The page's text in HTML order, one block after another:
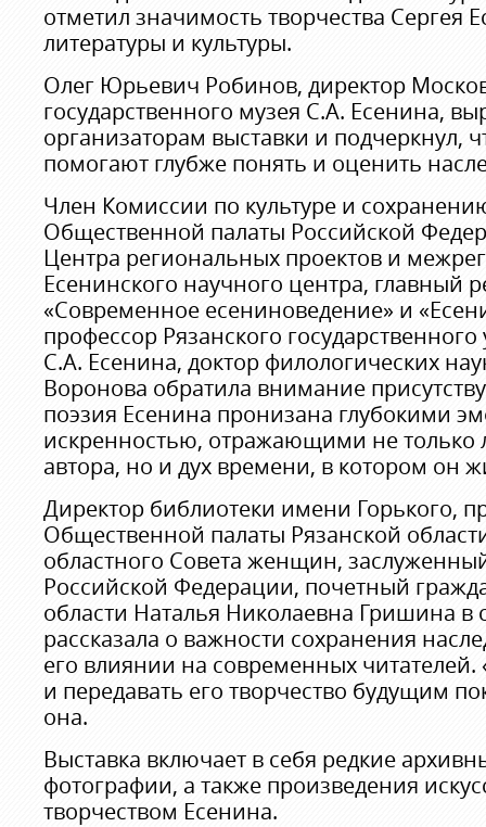
отметил значимость творчества Сергея
литературы и культуры.
Олег Юрьевич Робинов, директор
государственного музея С.А. Есенина,
организаторам выставки и подчеркнул,
помогают глубже понять и оценить
Член Комиссии по культуре и
Общественной палаты Российской
Центра региональных проектов и
Есенинского научного центра, главный
«Современное есениноведение» и
профессор Рязанского
С.А. Есенина, доктор филологических
Воронова обратила внимание
поэзия Есенина пронизана глубокими
искренностью, отражающими не
автора, но и дух времени, в котором он
Директор библиотеки имени Горького,
Общественной палаты Рязанской
областного Совета женщин,
Российской Федерации, почетный
области Наталья Николаевна Гришина в
рассказала о важности сохранения
его влиянии на современных
и передавать его творчество будущим
она.
Выставка включает в себя редкие
фотографии, а также произведения
творчеством Есенина.